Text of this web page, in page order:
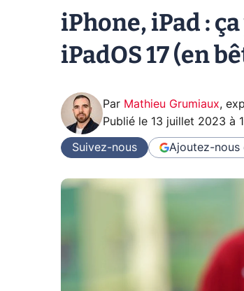
iPhone, iPad :
iPadOS 17 (en
Par Mathieu Grumiaux,
Publié le 13 juillet 2023 à
Suivez-nous Ajoutez-nous